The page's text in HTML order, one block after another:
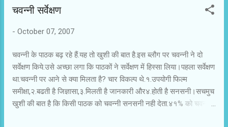
चवन्नी सर्वेक्षण
- October 07, 2007
चवन्नी के पाठक बढ़ रहे हैं.यह तो खुशी की बात है.इस ब्लौग पर चवन्नी ने दो
सर्वेक्षण किये.उसे अच्छा लगा कि पाठकों ने सर्वेक्षण में हिस्सा लिया।पहला सर्वेक्षण
था.चवन्नी पर आने से क्या मिलता है? चार विकल्प थे.१.उपयोगी फिल्म
समीक्षा,२.बढती है जिज्ञासा,३.मिलती है जानकारी और४.होती है सनसनी।सचमुच
खुशी की बात है कि किसी पाठक को चवन्नी सनसनी नही देता.४१% को चवन्नी